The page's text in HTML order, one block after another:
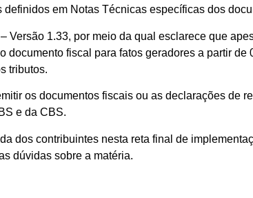
em Notas Técnicas específicas dos
1.33, por meio da qual esclarece que
fiscal para fatos geradores a partir de
tributos.
os documentos fiscais ou as declarações de
e da CBS.
dos contribuintes nesta reta final de
dúvidas sobre a matéria.